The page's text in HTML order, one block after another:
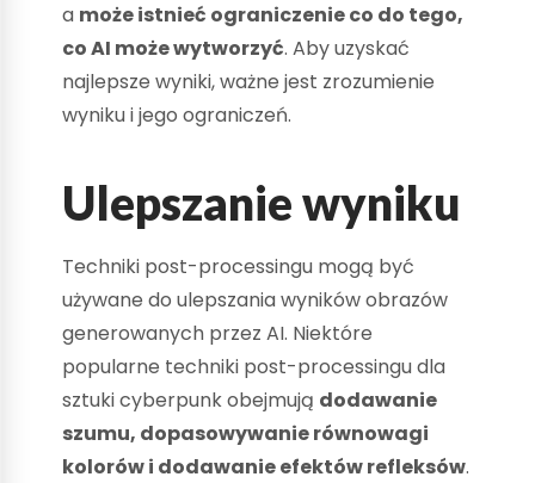
a może istnieć ograniczenie co do tego,
co AI może wytworzyć. Aby uzyskać
najlepsze wyniki, ważne jest zrozumienie
wyniku i jego ograniczeń.
Ulepszanie wyniku
Techniki post-processingu mogą być
używane do ulepszania wyników obrazów
generowanych przez AI. Niektóre
popularne techniki post-processingu dla
sztuki cyberpunk obejmują dodawanie
szumu, dopasowywanie równowagi
kolorów i dodawanie efektów refleksów.